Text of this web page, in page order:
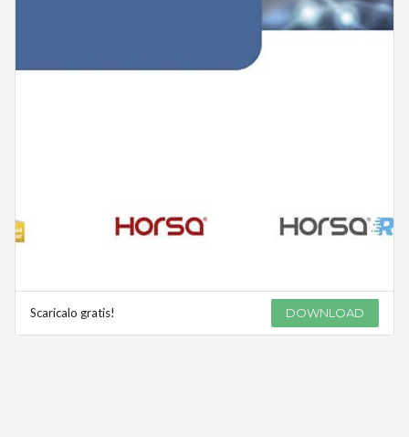
Scaricalo gratis! DOWNLOAD